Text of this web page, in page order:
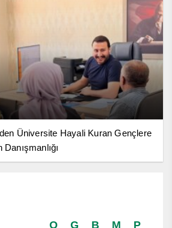
Üniversite Hayali Kuran Gençlere
O G B M P